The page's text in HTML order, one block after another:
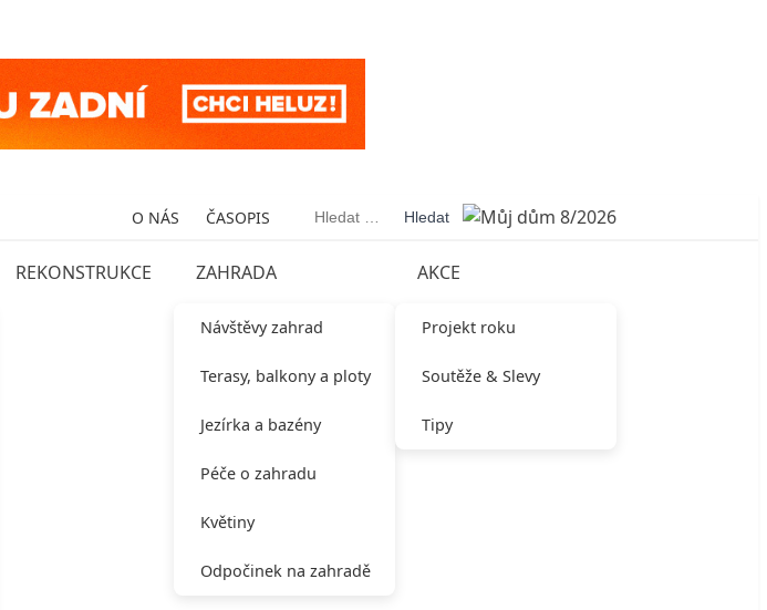
O NÁS ČASOPIS Vyhledávání
REKONSTRUKCE ZAHRADA
Návštěvy zahrad
Terasy, balkony a ploty
Jezírka a bazény
Péče o zahradu
Květiny
Odpočinek na zahradě
AKCE
Projekt roku
Soutěže & Slevy
Tipy